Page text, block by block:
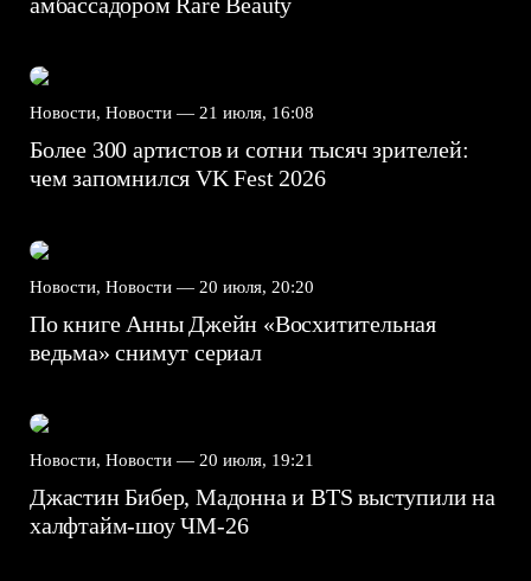
Новости, Новости — 21 июля, 16:08
Более 300 артистов и сотни тысяч зрителей:
чем запомнился VK Fest 2026
Новости, Новости — 20 июля, 20:20
По книге Анны Джейн «Восхитительная
ведьма» снимут сериал
Новости, Новости — 20 июля, 19:21
Джастин Бибер, Мадонна и BTS выступили на
халфтайм-шоу ЧМ-26